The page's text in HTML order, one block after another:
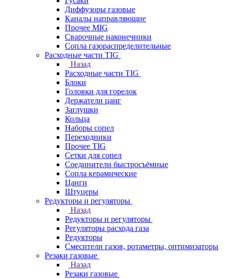
Диффузоры газовые
Каналы направляющие
Прочее MIG
Сварочные наконечники
Сопла газораспределительные
Расходные части TIG
Назад
Расходные части TIG
Блоки
Головки для горелок
Держатели цанг
Заглушки
Кольца
Наборы сопел
Переходники
Прочее TIG
Сетки для сопел
Соединители быстросъёмные
Сопла керамические
Цанги
Штуцеры
Редукторы и регуляторы
Назад
Редукторы и регуляторы
Регуляторы расхода газа
Редукторы
Смесители газов, ротаметры, оптимизаторы
Резаки газовые
Назад
Резаки газовые